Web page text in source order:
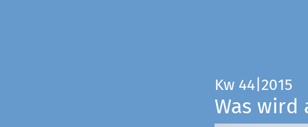
Kw 44|2015
Was wird